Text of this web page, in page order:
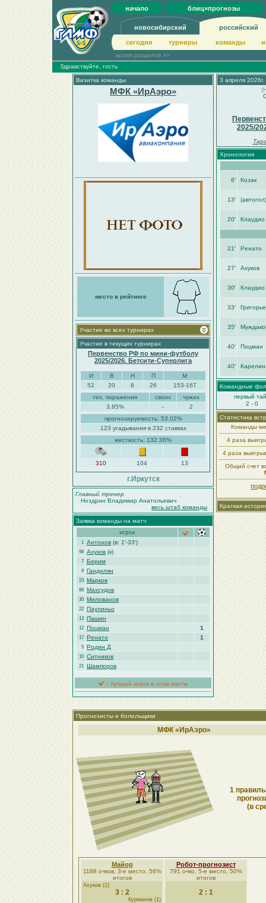
начало блиц×прогнозы
новосибирский российский
сегодня турниры команды
архив разделов >>
Здравствуйте, гость
Визитка команды
МФК «ИрАэро»
место в рейтинге
Участие во всех турнирах
Участие в текущих турнирах
Первенство РФ по мини-футболу
2025/2026. Бетсити-Суперлига
И В Н П
М
52
20 6 26
153-167
тех. поражения
своих
чужих
3.85%
-
2
прогнозируемость: 53.02%
123 угадывания в 232 ставках
жесткость: 132.36%
310 104 13
г.Иркутск
Главный тренер
Ноздрин Владимир Анатольевич
весь штаб команды
Заявка команды на матч
игрок
1 Антонов (в: 1′-33′)
98 Ахуков (к)
7 Берим
9 Гандилян
23 Марков
88 Махсудов
30 Милованов
22 Паулиньо
13 Пашин
12 Поцман 1
17 Ренато 1
5 Родин Д
10 Ситников
21 Шампоров
- лучший игрок в этом матче
3 апреля
2025/
Хронология
6′ Козак
13′ (автогол)
20′
21′ Ренато
27′ Ахуков
30′
33′
35′
40′ Поцман
40′
Командные
первый
2 - 0
Статистика
Команды
4 раза
4 раза
Общий счет
Краткая
Прогнозисты и болельщики
МФК «ИрАэро»
1
(в
Майор
1188 очков, 3-е место, 56%
итогов
Ахуков (1)
3 : 2
Курманов (1)
Робот-прогнозист
791 очко, 5-е место, 50%
итогов
2 : 1